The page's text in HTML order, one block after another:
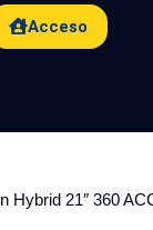
Acceso
Hybrid 21″ 360